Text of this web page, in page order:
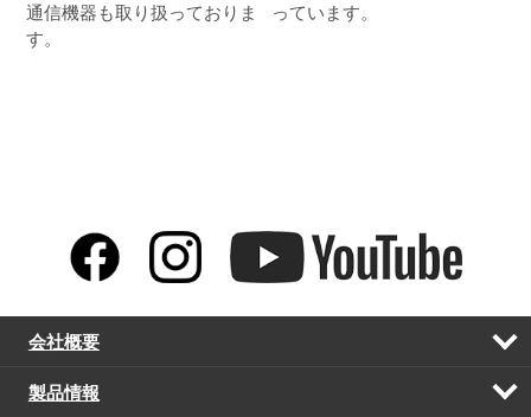
通信機器も取り扱っておりま
す。
っています。
会社概要
開
製品情報
開